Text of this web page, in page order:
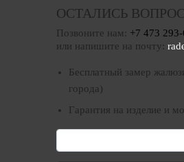
ОСТАЛИСЬ
Позвоните нам: +7 473
или напишите на почту:
Бесплатный замер
города)
Гарантия на изделие и